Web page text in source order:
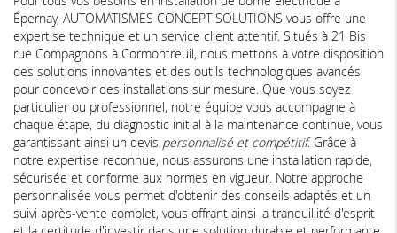
Épernay, AUTOMATISMES CONCEPT SOLUTIONS vous offre une
expertise technique et un service client attentif. Situés à 21 Bis
rue Compagnons à Cormontreuil, nous mettons à votre disposition
des solutions innovantes et des outils technologiques avancés
pour concevoir des installations sur mesure. Que vous soyez
particulier ou professionnel, notre équipe vous accompagne à
chaque étape, du diagnostic initial à la maintenance continue, vous
garantissant ainsi un devis personnalisé et compétitif. Grâce à
notre expertise reconnue, nous assurons une installation rapide,
sécurisée et conforme aux normes en vigueur. Notre approche
personnalisée vous permet d'obtenir des conseils adaptés et un
suivi après-vente complet, vous offrant ainsi la tranquillité d'esprit